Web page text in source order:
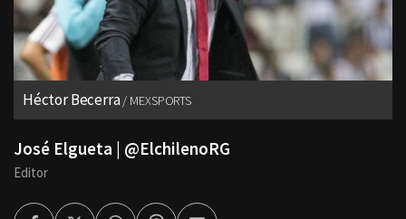
Héctor Becerra MEXSPORTS
José Elgueta | @ElchilenoRG
Editor